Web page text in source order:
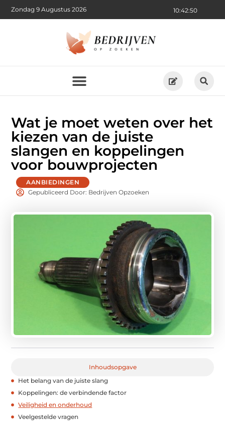
10:42:52
Zondag 9 Augustus 2026
Wat je moet weten over het
kiezen van de juiste
slangen en koppelingen
voor bouwprojecten
AANBIEDINGEN
Gepubliceerd Door: Bedrijven Opzoeken
Inhoudsopgave
Het belang van de juiste slang
Koppelingen: de verbindende factor
Veiligheid en onderhoud
Veelgestelde vragen